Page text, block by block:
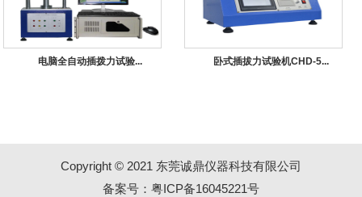
电脑全自动插拨力试验... 卧式插拔力试验机CHD-5...
Copyright © 2021 东莞诚鼎仪器科技有限公司
备案号：粤ICP备16045221号